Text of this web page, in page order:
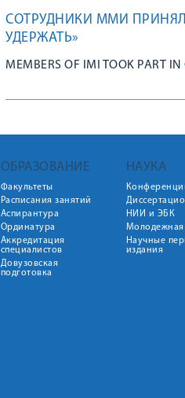
СОТРУДНИКИ ММИ
УДЕРЖАТЬ»
MEMBERS OF IMI TOOK PART
ОБРАЗОВАНИЕ
Факультеты
Расписания занятий
Аспирантура
Ординатура
Аккредитация
специалистов
Довузовская
подготовка
НАУКА
НИИ и ЭБК
Молодежная
Научные
издания